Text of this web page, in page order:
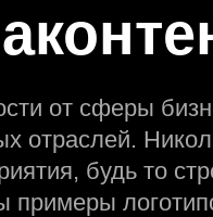
от сферы
отраслей.
будь то
примеры